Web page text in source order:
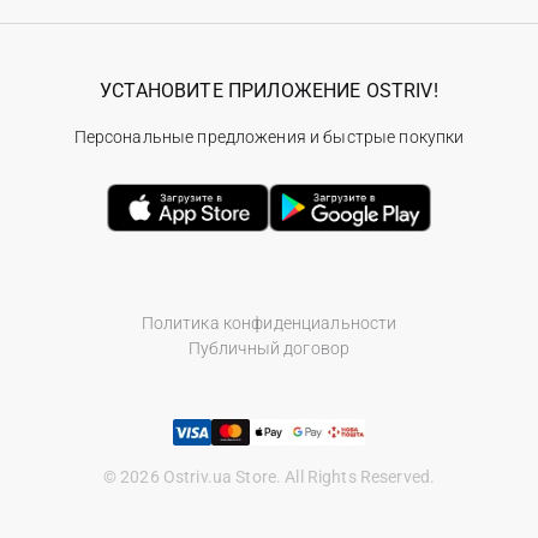
Политика конфиденциальности
Публичный договор
© 2026 Ostriv.ua Store. All Rights Reserved.
УСТАНОВИТЕ ПРИЛОЖЕНИЕ OSTRIV!
Персональные предложения и быстрые покупки